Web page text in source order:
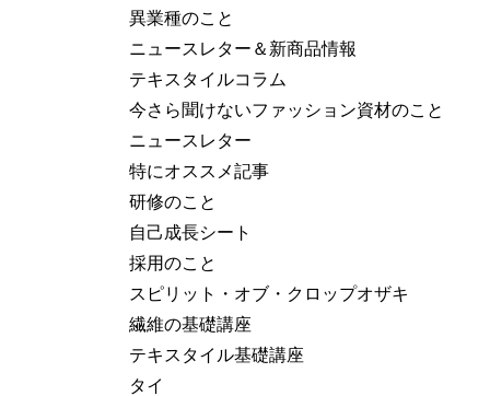
異業種のこと
ニュースレター＆新商品情報
テキスタイルコラム
今さら聞けないファッション資材のこと
ニュースレター
特にオススメ記事
研修のこと
自己成長シート
採用のこと
スピリット・オブ・クロップオザキ
繊維の基礎講座
テキスタイル基礎講座
タイ